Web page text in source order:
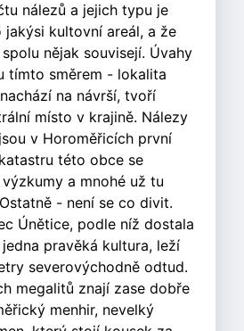
nálezů a jejich typu je
jakýsi kultovní areál, a že
nějak souvisejí. Úvahy
tímto směrem - lokalita
na návrší, tvoří
místo v krajině. Nálezy
v Horoměřicích první
této obce se
a mnohé už tu
- není se co divit.
Únětice, podle níž dostala
pravěká kultura, leží
severovýchodně odtud.
megalitů znají zase dobře
menhir, nevelký